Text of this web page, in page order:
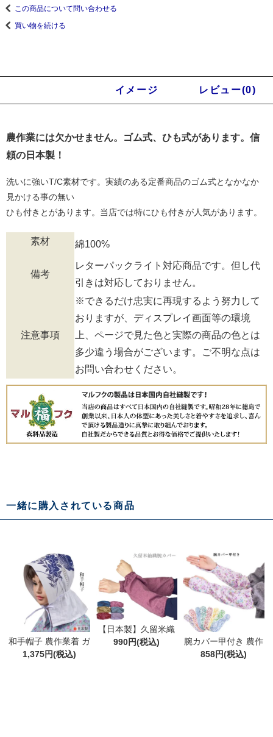
この商品について問い合わせる
買い物を続ける
イメージ レビュー(0)
農作業には欠かせません。ゴム式、ひも式があります。信
頼の日本製！
洗いに強いT/C素材です。実績のある定番商品のゴム式となかなか
見かける事の無い
ひも付きとがあります。当店では特にひも付きが人気があります。
素材 綿100%
備考
レターパックライト対応商品です。但し代
引きは対応しておりません。
注意事項
※できるだけ忠実に再現するよう努力して
おりますが、ディスプレイ画面等の環境
上、ページで見た色と実際の商品の色とは
多少違う場合がございます。ご不明な点は
お問い合わせください。
一緒に購入されている商品
和手帽子 農作業着 ガ
ーデニング 日除け 農
1,375円(税込)
【日本製】久留米織
り腕抜き 腕カバー マ
990円(税込)
腕カバー甲付き 農作
業 ガーデニング 腕カ
858円(税込)